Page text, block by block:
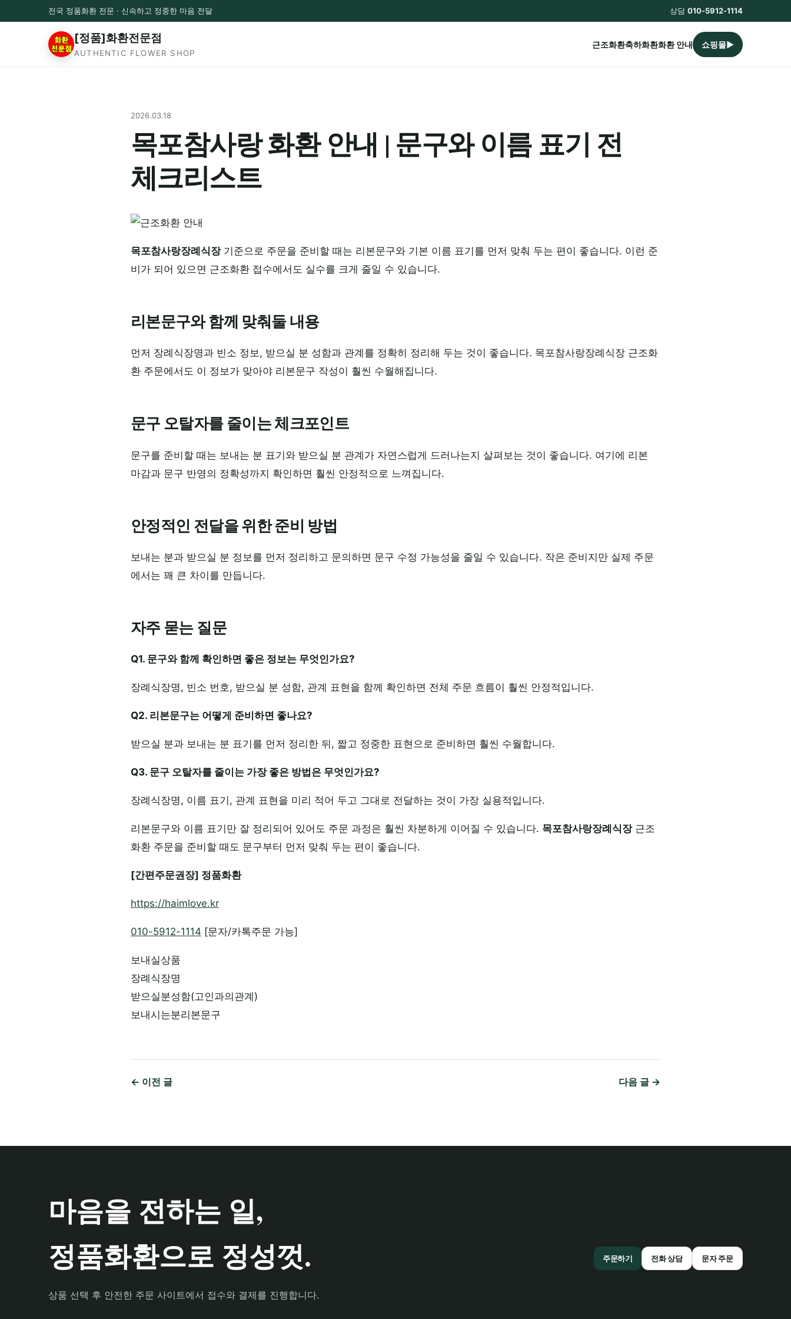
전국 정품화환 전문 · 신속하고 정중한 마음 전달 상담 010-5912-1114
[정품]화환전문점
AUTHENTIC FLOWER SHOP
근조화환축하화환화환 안내 쇼핑몰▶
2026.03.18
목포참사랑 화환 안내 | 문구와 이름 표기 전
체크리스트
목포참사랑장례식장기준으로 주문을 준비할 때는 리본문구와 기본 이름 표기를 먼저 맞춰 두는 편이 좋습니다. 이런 준
비가 되어 있으면 근조화환 접수에서도 실수를 크게 줄일 수 있습니다.
리본문구와 함께 맞춰둘 내용
먼저 장례식장명과 빈소 정보, 받으실 분 성함과 관계를 정확히 정리해 두는 것이 좋습니다. 목포참사랑장례식장 근조화
환 주문에서도 이 정보가 맞아야 리본문구 작성이 훨씬 수월해집니다.
문구 오탈자를 줄이는 체크포인트
문구를 준비할 때는 보내는 분 표기와 받으실 분 관계가 자연스럽게 드러나는지 살펴보는 것이 좋습니다. 여기에 리본
마감과 문구 반영의 정확성까지 확인하면 훨씬 안정적으로 느껴집니다.
안정적인 전달을 위한 준비 방법
보내는 분과 받으실 분 정보를 먼저 정리하고 문의하면 문구 수정 가능성을 줄일 수 있습니다. 작은 준비지만 실제 주문
에서는 꽤 큰 차이를 만듭니다.
자주 묻는 질문
Q1. 문구와 함께 확인하면 좋은 정보는 무엇인가요?
장례식장명, 빈소 번호, 받으실 분 성함, 관계 표현을 함께 확인하면 전체 주문 흐름이 훨씬 안정적입니다.
Q2. 리본문구는 어떻게 준비하면 좋나요?
받으실 분과 보내는 분 표기를 먼저 정리한 뒤, 짧고 정중한 표현으로 준비하면 훨씬 수월합니다.
Q3. 문구 오탈자를 줄이는 가장 좋은 방법은 무엇인가요?
장례식장명, 이름 표기, 관계 표현을 미리 적어 두고 그대로 전달하는 것이 가장 실용적입니다.
리본문구와 이름 표기만 잘 정리되어 있어도 주문 과정은 훨씬 차분하게 이어질 수 있습니다. 목포참사랑장례식장근조
화환 주문을 준비할 때도 문구부터 먼저 맞춰 두는 편이 좋습니다.
[간편주문권장] 정품화환
https://haimlove.kr
010-5912-1114 [문자/카톡주문 가능]
보내실상품
장례식장명
받으실분성함(고인과의관계)
보내시는분리본문구
← 이전 글 다음 글 →
마음을 전하는 일,
정품화환으로 정성껏.
상품 선택 후 안전한 주문 사이트에서 접수와 결제를 진행합니다.
주문하기 전화 상담 문자 주문